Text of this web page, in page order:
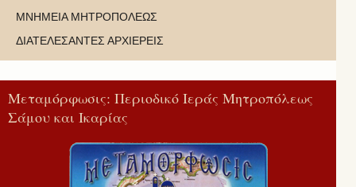
ΜΝΗΜΕΙΑ ΜΗΤΡΟΠΟΛΕΩΣ
ΔΙΑΤΕΛΕΣΑΝΤΕΣ ΑΡΧΙΕΡΕΙΣ
Μεταμόρφωσις: Περιοδικό Ιεράς Μητροπόλεως
Σάμου και Ικαρίας